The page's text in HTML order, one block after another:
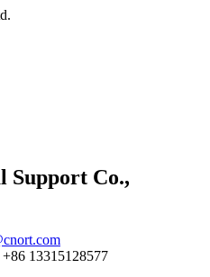
Support Co.,
+86 13315128577